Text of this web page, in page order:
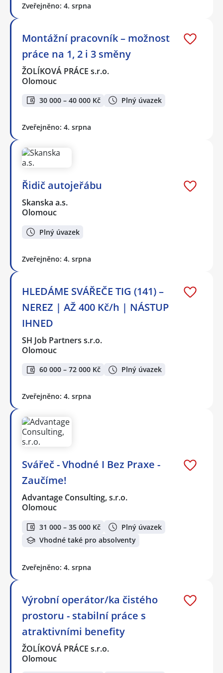
Zveřejněno: 4. srpna
Montážní pracovník – možnost
práce na 1, 2 i 3 směny
ŽOLÍKOVÁ PRÁCE s.r.o.
Olomouc
30 000 – 40 000 Kč Plný úvazek
Zveřejněno: 4. srpna
Řidič autojeřábu
Skanska a.s.
Olomouc
Plný úvazek
Zveřejněno: 4. srpna
HLEDÁME SVÁŘEČE TIG (141) –
NEREZ | AŽ 400 Kč/h | NÁSTUP
IHNED
SH Job Partners s.r.o.
Olomouc
60 000 – 72 000 Kč Plný úvazek
Zveřejněno: 4. srpna
Svářeč - Vhodné I Bez Praxe -
Zaučíme!
Advantage Consulting, s.r.o.
Olomouc
31 000 – 35 000 Kč
Plný úvazek
Vhodné také pro absolventy
Zveřejněno: 4. srpna
Výrobní operátor/ka čistého
prostoru - stabilní práce s
atraktivními benefity
ŽOLÍKOVÁ PRÁCE s.r.o.
Olomouc